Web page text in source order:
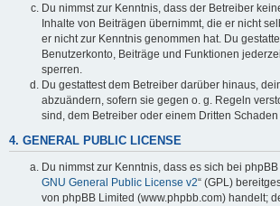
Du nimmst zur Kenntnis, dass der Betreiber
Inhalte von Beiträgen übernimmt, die er nicht
er nicht zur Kenntnis genommen hat. Du
Benutzerkonto, Beiträge und Funktionen
sperren.
Du gestattest dem Betreiber darüber hinaus,
abzuändern, sofern sie gegen o. g. Regeln
sind, dem Betreiber oder einem Dritten Schaden
4. GENERAL PUBLIC LICENSE
Du nimmst zur Kenntnis, dass es sich bei
GNU General Public License v2“ (GPL)
von phpBB Limited (www.phpbb.com) handelt;